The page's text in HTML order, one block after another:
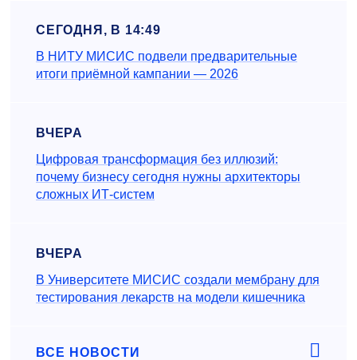
СЕГОДНЯ, В 14:49
В НИТУ МИСИС подвели предварительные
итоги приёмной кампании — 2026
ВЧЕРА
Цифровая трансформация без иллюзий:
почему бизнесу сегодня нужны архитекторы
сложных ИТ-систем
ВЧЕРА
В Университете МИСИС создали мембрану для
тестирования лекарств на модели кишечника
ВСЕ НОВОСТИ